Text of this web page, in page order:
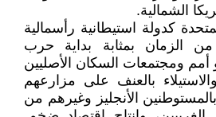
الشمالية.
كدولة استيطانية رأسمالية
الزمان بمثابة بداية حرب
ومجتمعات السكان الأصليين
بالعنف على مزارعهم
الأنجليز وغيرهم من